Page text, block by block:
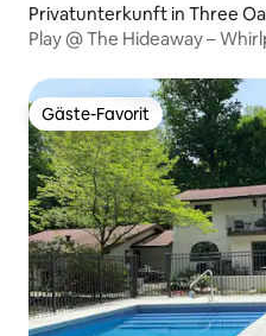
Privatunterkunft in Three
Play @ The Hideaway –
Gäste-Favorit
Gäste-Favorit